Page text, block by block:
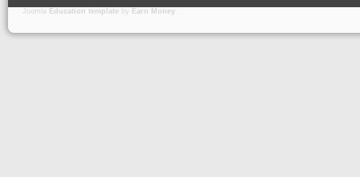
Joomla Education template by Earn Money